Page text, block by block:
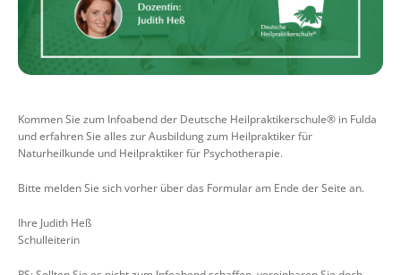
Kommen Sie zum Infoabend der Deutsche Heilpraktikerschule® in Fulda
und erfahren Sie alles zur Ausbildung zum Heilpraktiker für
Naturheilkunde und Heilpraktiker für Psychotherapie.
Bitte melden Sie sich vorher über das Formular am Ende der Seite an.
Ihre Judith Heß
Schulleiterin